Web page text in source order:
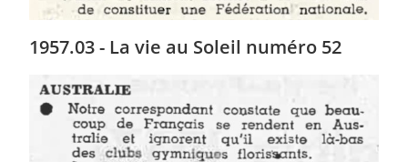
1957.03 - La vie au Soleil numéro 52